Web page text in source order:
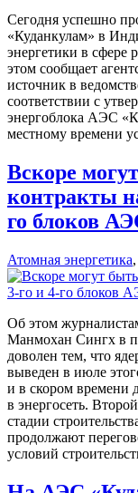
Сегодня успешно
«Куданкулам» в
энергетики в сфере
этом сообщает
источник в
соответствии с
энергоблока АЭС
местному времени
Вскоре
контракты
го блоков
Атомная энергетика,
Об этом
Манмохан Сингх в
доволен тем, что
выведен в июле
и в скором времени
в энергосеть.
стадии
продолжают
условий